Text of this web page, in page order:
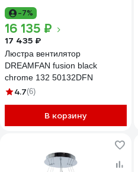
-7%
16 135 ₽
17 435 ₽
Люстра вентилятор
DREAMFAN fusion black
chrome 132 50132DFN
4.7(6)
В корзину